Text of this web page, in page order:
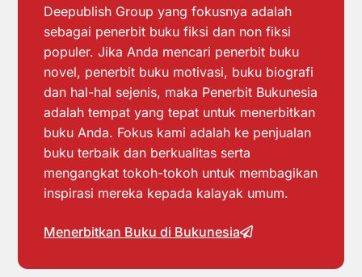
Deepublish Group yang fokusnya adalah
sebagai penerbit buku fiksi dan non fiksi
populer. Jika Anda mencari penerbit buku
novel, penerbit buku motivasi, buku biografi
dan hal-hal sejenis, maka Penerbit Bukunesia
adalah tempat yang tepat untuk menerbitkan
buku Anda. Fokus kami adalah ke penjualan
buku terbaik dan berkualitas serta
mengangkat tokoh-tokoh untuk membagikan
inspirasi mereka kepada kalayak umum.
Menerbitkan Buku di Bukunesia